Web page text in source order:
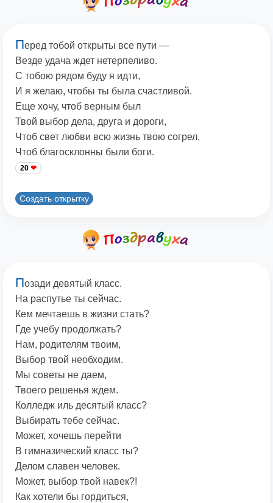
Перед тобой открыты все пути —
Везде удача ждет нетерпеливо.
С тобою рядом буду я идти,
И я желаю, чтобы ты была счастливой.
Еще хочу, чтоб верным был
Твой выбор дела, друга и дороги,
Чтоб свет любви всю жизнь твою согрел,
Чтоб благосклонны были боги.
20
Создать открытку
Позади девятый класс.
На распутье ты сейчас.
Кем мечтаешь в жизни стать?
Где учебу продолжать?
Нам, родителям твоим,
Выбор твой необходим.
Мы советы не даем,
Твоего решенья ждем.
Колледж иль десятый класс?
Выбирать тебе сейчас.
Может, хочешь перейти
В гимназический класс ты?
Делом славен человек.
Может, выбор твой навек?!
Как хотели бы гордиться,